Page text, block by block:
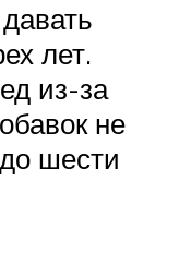
лет.
из-за
не
шести